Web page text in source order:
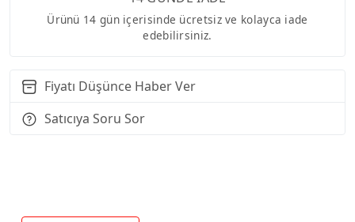
Ürünü 14 gün içerisinde ücretsiz ve kolayca iade
edebilirsiniz.
Fiyatı Düşünce Haber Ver
Satıcıya Soru Sor